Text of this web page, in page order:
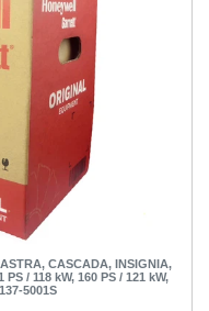
CASCADA, INSIGNIA,
/ 118 kW, 160 PS / 121 kW,
5001S